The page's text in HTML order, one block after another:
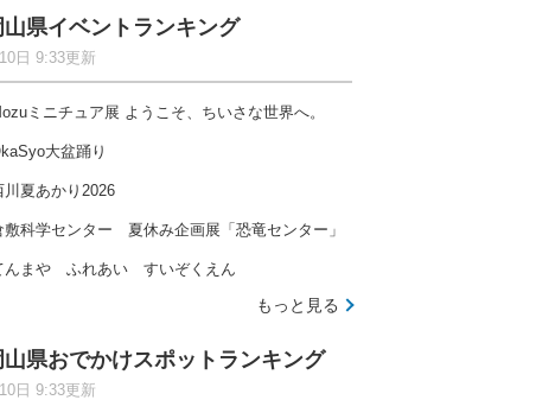
山県イベントランキング
日 9:33更新
ミニチュア展 ようこそ、ちいさな世界へ。
大盆踊り
川夏あかり2026
敷科学センター 夏休み企画展「恐竜センター」
んまや ふれあい すいぞくえん
もっと見る
山県おでかけスポットランキング
日 9:33更新